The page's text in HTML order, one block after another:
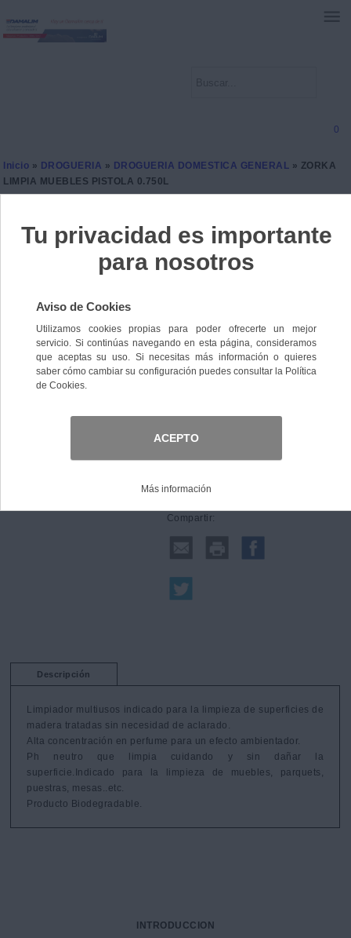
0
Inicio » DROGUERIA » DROGUERIA DOMESTICA GENERAL » ZORKA
LIMPIA MUEBLES PISTOLA 0.750L
ZORKA LIMPIA MUEBLES
PISTOLA 0.750L
Ref. 8423177144124
1,8595 €IVA no Incl.
Compartir:
Descripción
Limpiador multiusos indicado para la limpieza de superficies de
madera tratadas sin necesidad de aclarado.
Alta concentración en perfume para un efecto ambientador.
Ph neutro que limpia cuidando y sin dañar la
superficie.Indicado para la limpieza de muebles, parquets,
puestras, mesas..etc.
Producto Biodegradable.
INTRODUCCION